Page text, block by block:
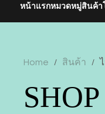
หน้าแรกหมวดหมู่สินค้า
Home / สินค้า /
SHOP